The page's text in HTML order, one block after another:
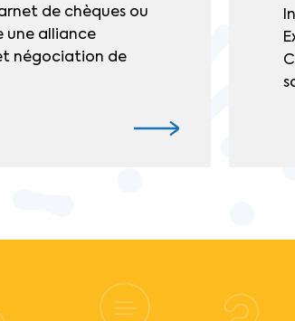
de chèques ou
une alliance
négociation de